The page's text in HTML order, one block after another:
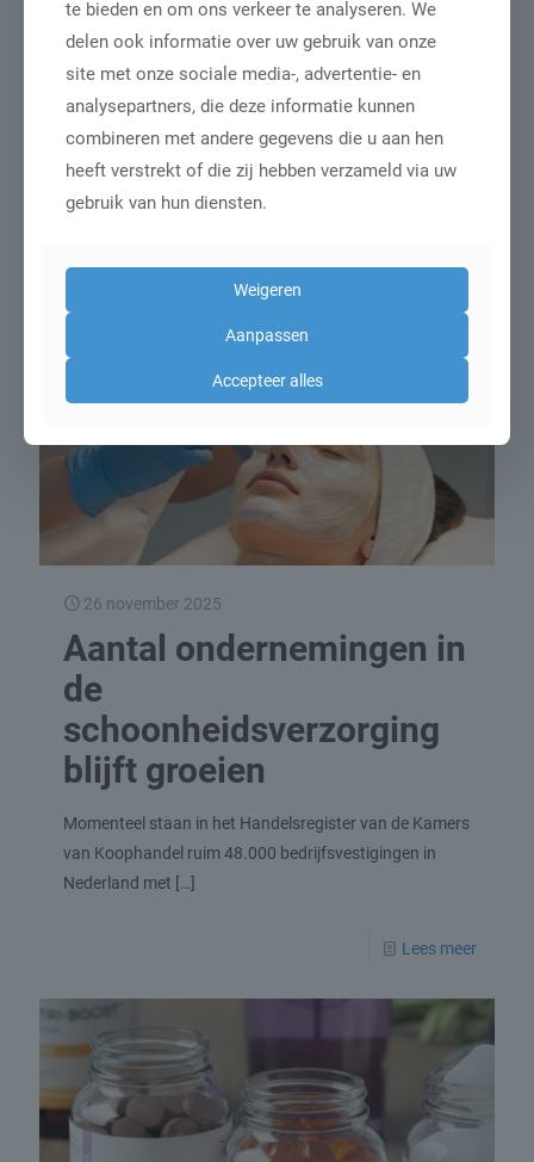
Ondernemingen in de beautybranche, zoals kappers,
schoonheidsspecialisten, pedicuren en manicuren,
boekten in het derde kwartaal van[…]
Lees meer
26 november 2025
Aantal ondernemingen in
de
schoonheidsverzorging
blijft groeien
Momenteel staan in het Handelsregister van de Kamers
van Koophandel ruim 48.000 bedrijfsvestigingen in
Nederland met […]
Lees meer
te bieden en om ons verkeer te analyseren. We
delen ook informatie over uw gebruik van onze
site met onze sociale media-, advertentie- en
analysepartners, die deze informatie kunnen
combineren met andere gegevens die u aan hen
heeft verstrekt of die zij hebben verzameld via uw
gebruik van hun diensten.
Weigeren
Aanpassen
Accepteer alles